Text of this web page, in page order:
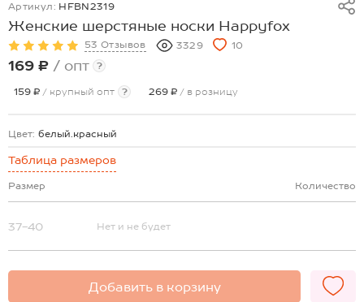
Артикул: HFBN2319
Женские шерстяные носки Happyfox
53 Отзывов 3329 10
169 ₽ / опт ?
159 ₽ / крупный опт ? 269 ₽ / в розницу
Цвет: белый.красный
Таблица размеров
Размер Количество
37-40 Нет и не будет
Добавить в корзину